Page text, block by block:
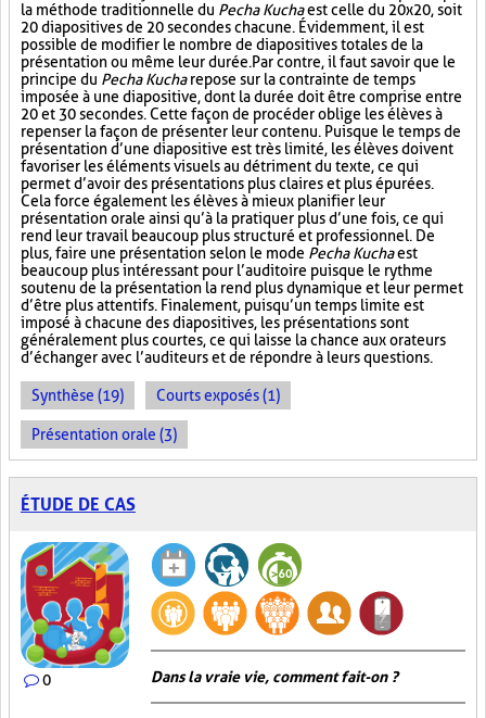
la méthode traditionnelle du Pecha Kuchaest celle du 20x20, soit
20 diapositives de 20 secondes chacune. Évidemment, il est
possible de modifier le nombre de diapositives totales de la
présentation ou même leur durée. Par contre, il faut savoir que le
principe du Pecha Kucharepose sur la contrainte de temps
imposée à une diapositive, dont la durée doit être comprise entre
20 et 30 secondes. Cette façon de procéder oblige les élèves à
repenser la façon de présenter leur contenu. Puisque le temps de
présentation d’une diapositive est très limité, les élèves doivent
favoriser les éléments visuels au détriment du texte, ce qui
permet d’avoir des présentations plus claires et plus épurées.
Cela force également les élèves à mieux planifier leur
présentation orale ainsi qu’à la pratiquer plus d’une fois, ce qui
rend leur travail beaucoup plus structuré et professionnel. De
plus, faire une présentation selon le mode Pecha Kuchaest
beaucoup plus intéressant pour l’auditoire puisque le rythme
soutenu de la présentation la rend plus dynamique et leur permet
d’être plus attentifs. Finalement, puisqu’un temps limite est
imposé à chacune des diapositives, les présentations sont
généralement plus courtes, ce qui laisse la chance aux orateurs
d’échanger avec l’auditeurs et de répondre à leurs questions.
Synthèse (19) Courts exposés (1)
Présentation orale (3)
ÉTUDE DE CAS
0 Dans la vraie vie, comment fait-on ?